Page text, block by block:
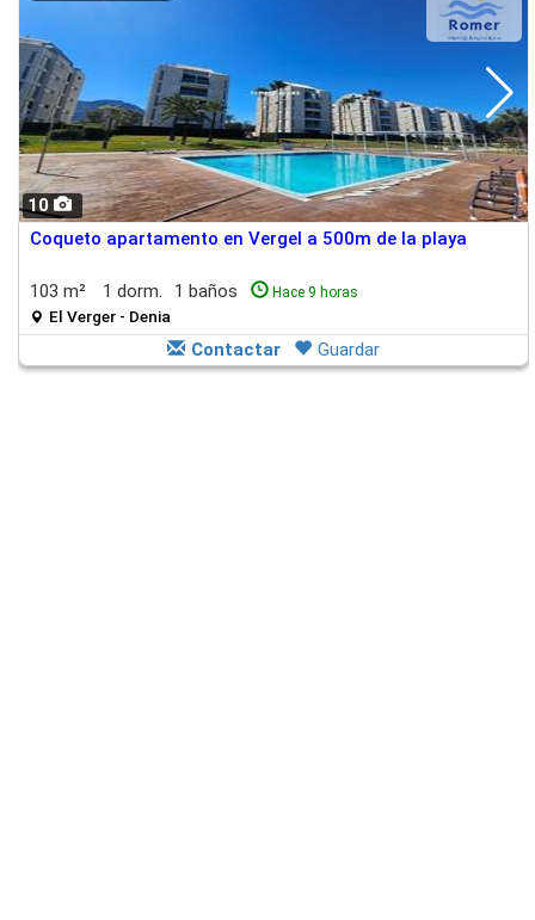
10
Coqueto apartamento en Vergel a 500m de la playa
103 m² 1 dorm. 1 baños Hace 9 horas
El Verger - Denia
Contactar Guardar